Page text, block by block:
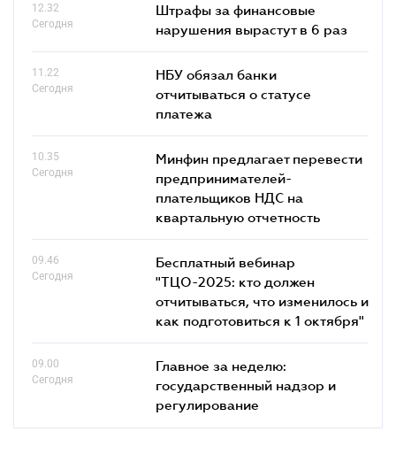
12.32
Сегодня
Штрафы за финансовые
нарушения вырастут в 6 раз
11.22
Сегодня
НБУ обязал банки
отчитываться о статусе
платежа
10.35
Сегодня
Минфин предлагает перевести
предпринимателей-
плательщиков НДС на
квартальную отчетность
09.46
Сегодня
Бесплатный вебинар
"ТЦО-2025: кто должен
отчитываться, что изменилось и
как подготовиться к 1 октября"
09.00
Сегодня
Главное за неделю:
государственный надзор и
регулирование